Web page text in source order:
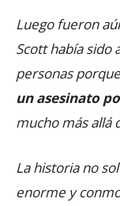
Luego fueron
Scott había sido
personas
un asesinato
mucho más allá
La historia no
enorme y